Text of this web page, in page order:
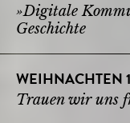
»Digitale
Geschichte
WEIHNACHTEN
Trauen wir uns